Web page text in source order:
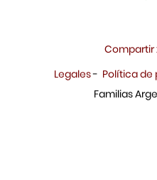
Compartir
Legales- Política de
Familias